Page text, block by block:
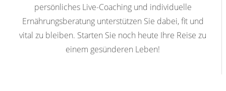
persönliches Live-Coaching und individuelle
Ernährungsberatung unterstützen Sie dabei, fit und
vital zu bleiben. Starten Sie noch heute Ihre Reise zu
einem gesünderen Leben!